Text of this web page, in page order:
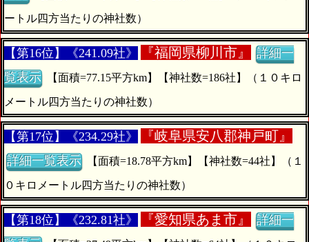
ートル四方当たりの神社数）
【第16位】《241.09社》 『福岡県柳川市』
詳細一
覧表示
メートル四方当たりの神社数）
【第17位】《234.29社》 『岐阜県安八郡神戸町』
詳細一覧表示
０キロメートル四方当たりの神社数）
【第18位】《232.81社》 『愛知県あま市』
詳細一